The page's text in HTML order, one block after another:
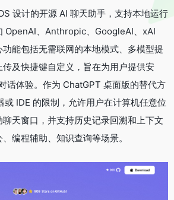
设计的开源 AI 聊天助手，支持本地运行
OpenAI、Anthropic、GoogleAI、xAI
能包括无需联网的本地模式、多模型提
及快捷键自定义，旨在为用户提供安
话体验。作为 ChatGPT 桌面版的替代方
IDE 的限制，允许用户在计算机任意位
天窗口，并支持历史记录回溯和上下文
编程辅助、知识查询等场景。